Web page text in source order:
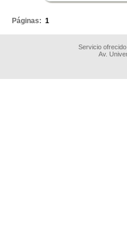
Páginas: 1
Servicio
Av.